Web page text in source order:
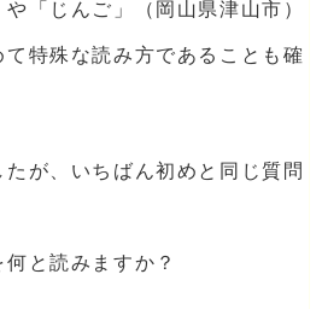
「じんご」（岡山県津山市）
特殊な読み方であることも確
が、いちばん初めと同じ質問
何と読みますか？